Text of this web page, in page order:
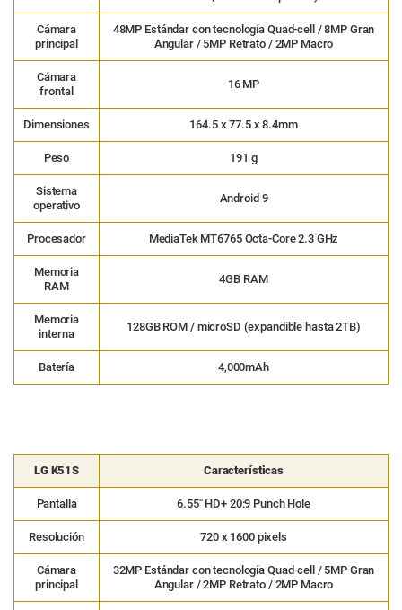
Cámara
principal
48MP Estándar con tecnología Quad-cell / 8MP Gran
Angular / 5MP Retrato / 2MP Macro
Cámara
frontal
16 MP
Dimensiones 164.5 x 77.5 x 8.4mm
Peso 191 g
Sistema
operativo
Android 9
Procesador MediaTek MT6765 Octa-Core 2.3 GHz
Memoria
RAM
4GB RAM
Memoria
interna
128GB ROM / microSD (expandible hasta 2TB)
Batería 4,000mAh
LG K51S Características
Pantalla 6.55″ HD+ 20:9 Punch Hole
Resolución 720 x 1600 pixels
Cámara
principal
32MP Estándar con tecnología Quad-cell / 5MP Gran
Angular / 2MP Retrato / 2MP Macro